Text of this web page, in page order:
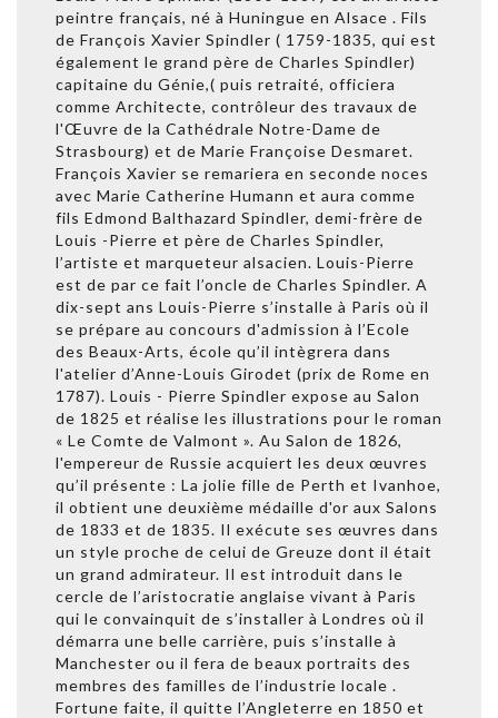
peintre français, né à Huningue en Alsace . Fils
de François Xavier Spindler ( 1759-1835, qui est
également le grand père de Charles Spindler)
capitaine du Génie,( puis retraité, officiera
comme Architecte, contrôleur des travaux de
l'Œuvre de la Cathédrale Notre-Dame de
Strasbourg) et de Marie Françoise Desmaret.
François Xavier se remariera en seconde noces
avec Marie Catherine Humann et aura comme
fils Edmond Balthazard Spindler, demi-frère de
Louis -Pierre et père de Charles Spindler,
l’artiste et marqueteur alsacien. Louis-Pierre
est de par ce fait l’oncle de Charles Spindler. A
dix-sept ans Louis-Pierre s’installe à Paris où il
se prépare au concours d'admission à l’Ecole
des Beaux-Arts, école qu’il intègrera dans
l'atelier d’Anne-Louis Girodet (prix de Rome en
1787). Louis - Pierre Spindler expose au Salon
de 1825 et réalise les illustrations pour le roman
« Le Comte de Valmont ». Au Salon de 1826,
l'empereur de Russie acquiert les deux œuvres
qu’il présente : La jolie fille de Perth et Ivanhoe,
il obtient une deuxième médaille d'or aux Salons
de 1833 et de 1835. Il exécute ses œuvres dans
un style proche de celui de Greuze dont il était
un grand admirateur. Il est introduit dans le
cercle de l’aristocratie anglaise vivant à Paris
qui le convainquit de s’installer à Londres où il
démarra une belle carrière, puis s’installe à
Manchester ou il fera de beaux portraits des
membres des familles de l’industrie locale .
Fortune faite, il quitte l’Angleterre en 1850 et